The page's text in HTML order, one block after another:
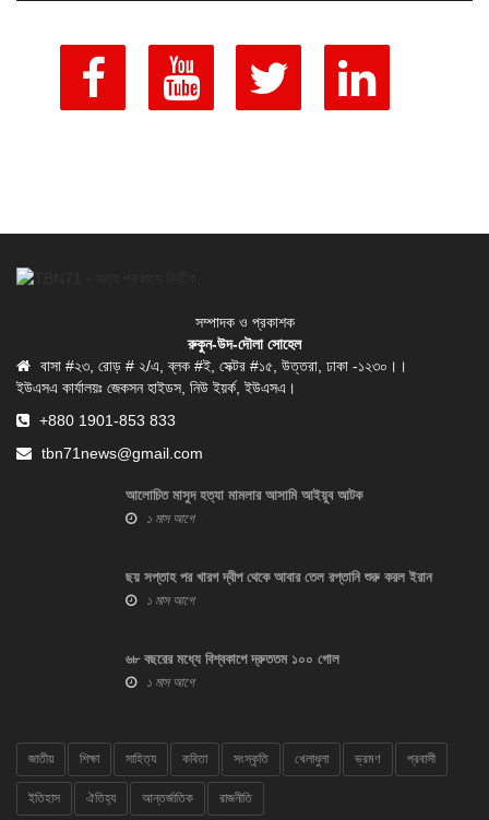
সম্পাদক ও প্রকাশক
রুকুন-উদ-দৌলা সোহেল
বাসা #২৩, রোড় # ২/এ, ব্লক #ই, সেক্টর #১৫, উত্তরা, ঢাকা -১২৩০।।
ইউএসএ কার্যালয়ঃ জেকসন হাইডস, নিউ ইয়র্ক, ইউএসএ।
+880 1901-853 833
tbn71news@gmail.com
আলোচিত মাসুদ হত্যা মামলার আসামি আইয়ুব আটক
১ মাস আগে
ছয় সপ্তাহ পর খারগ দ্বীপ থেকে আবার তেল রপ্তানি শুরু করল ইরান
১ মাস আগে
৬৮ বছরের মধ্যে বিশ্বকাপে দ্রুততম ১০০ গোল
১ মাস আগে
জাতীয় শিক্ষা সাহিত্য কবিতা সংস্কৃতি খেলাধুলা ভ্রমণ প্রবাসী
ইতিহাস ঐতিহ্য আন্তর্জাতিক রাজনীতি